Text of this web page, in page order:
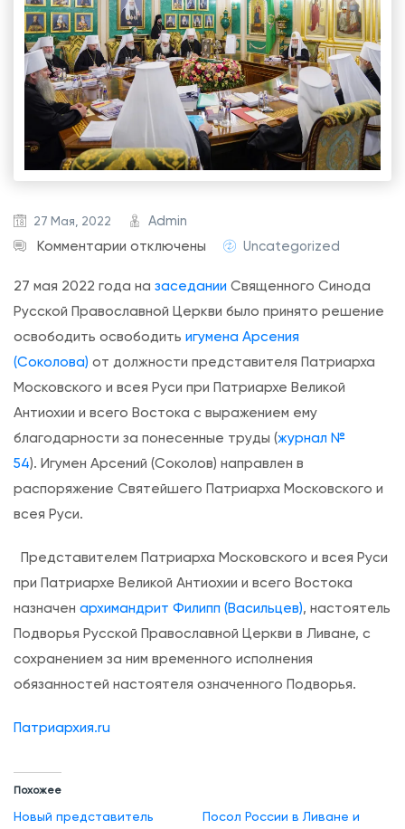
27 Мая, 2022
Admin
Комментарии к
а
п
и
с
и
П
р
е
д
и
отключены Uncategorized
27 мая 2022 года на заседании Священного Синода
Русской Православной Церкви было принято решение
освободить освободить игумена Арсения
(Соколова) от должности представителя Патриарха
Московского и всея Руси при Патриархе Великой
Антиохии и всего Востока с выражением ему
благодарности за понесенные труды (журнал №
54). Игумен Арсений (Соколов) направлен в
распоряжение Святейшего Патриарха Московского и
всея Руси.
Представителем Патриарха Московского и всея Руси
при Патриархе Великой Антиохии и всего Востока
назначен архимандрит Филипп (Васильцев), настоятель
Подворья Русской Православной Церкви в Ливане, с
сохранением за ним временного исполнения
обязанностей настоятеля означенного Подворья.
Патриархия.ru
Похожее
Новый представитель
Посол России в Ливане и